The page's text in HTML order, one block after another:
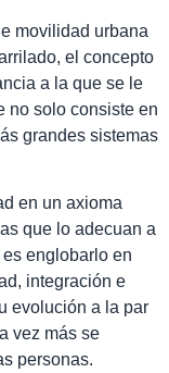
movilidad urbana
el concepto
a la que se le
no solo consiste en
grandes sistemas
en un axioma
que lo adecuan a
englobarlo en
integración e
evolución a la par
vez más se
personas.